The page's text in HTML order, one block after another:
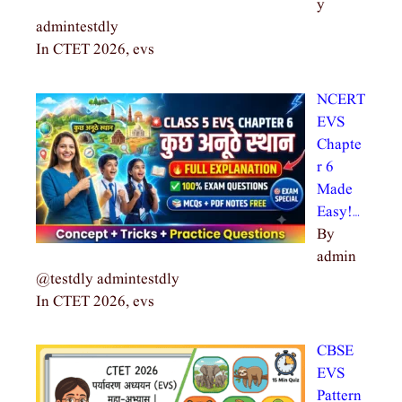
y
admintestdly
In CTET 2026, evs
NCERT
EVS
Chapte
r 6
Made
Easy!…
By
admin
@testdly admintestdly
In CTET 2026, evs
CBSE
EVS
Pattern